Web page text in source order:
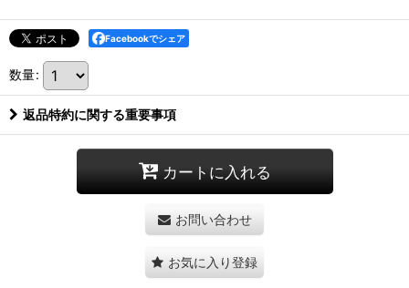
Facebookでシェア
数量:
返品特約に関する重要事項
カートに入れる
お問い合わせ
お気に入り登録